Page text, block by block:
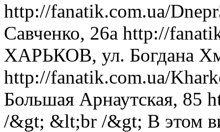
http://fanatik.com.ua/
Савченко, 26а http://
ХАРЬКОВ, ул. Богдана
http://fanatik.com.ua/
Большая Арнаутская, 85
/&gt; &lt;br /&gt; В этом